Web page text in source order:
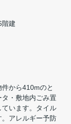
階建
から410mのと
・敷地内ごみ置
います。タイル
アレルギー予防